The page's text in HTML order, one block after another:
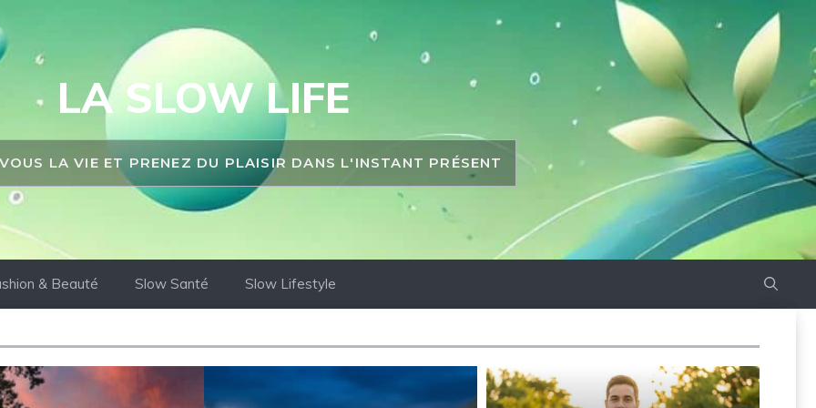
LA SLOW LIFE
LA VIE ET PRENEZ DU PLAISIR DANS L'INSTANT PRÉSENT
& Beauté Slow Santé Slow Lifestyle